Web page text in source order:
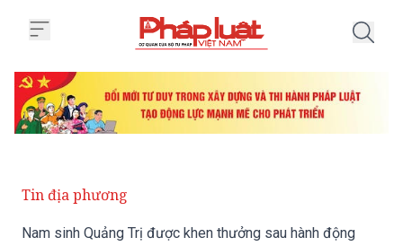
Tin địa phương
Nam sinh Quảng Trị được khen thưởng sau hành động